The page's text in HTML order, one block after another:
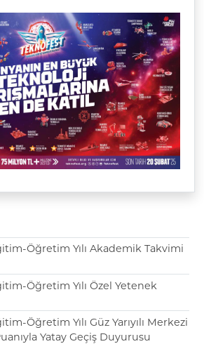
Öğretim Yılı Akademik Takvimi
Öğretim Yılı Özel Yetenek
Öğretim Yılı Güz Yarıyılı Merkezi
Yatay Geçiş Duyurusu